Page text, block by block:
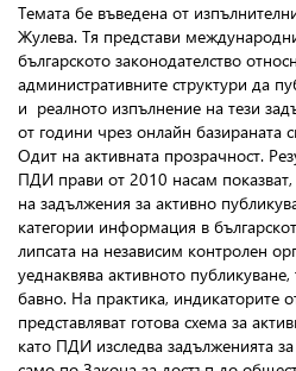
Темата бе въведена от
Жулева. Тя представи
българското законодателство
административните структури да
и реалното изпълнение на тези
от години чрез онлайн базираната
Одит на активната прозрачност.
ПДИ прави от 2010 насам
на задължения за активно
категории информация в
липсата на независим контролен
уеднаквява активното
бавно. На практика, индикаторите
представляват готова схема за
като ПДИ изследва задълженията